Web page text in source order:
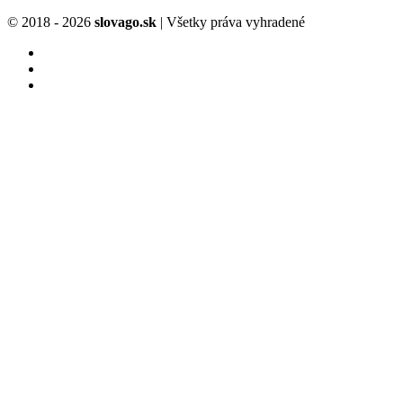
© 2018 - 2026 slovago.sk | Všetky práva vyhradené